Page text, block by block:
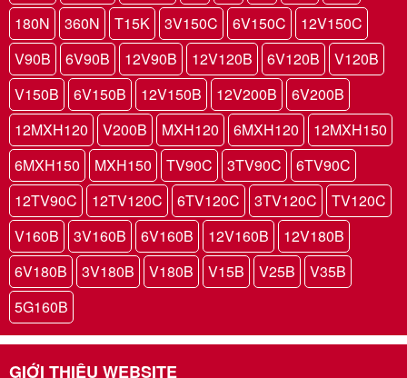
180N
360N T15K 3V150C 6V150C
12V150C
V90B
6V90B 12V90B 12V120B 6V120B
V120B
V150B
6V150B 12V150B 12V200B
6V200B
12MXH120
V200B MXH120 6MXH120
12MXH150
6MXH150
MXH150 TV90C 3TV90C
6TV90C
12TV90C
12TV120C 6TV120C 3TV120C
TV120C
V160B
3V160B 6V160B 12V160B
12V180B
6V180B
3V180B V180B V15B V25B
V35B
5G160B
GIỚI THIỆU WEBSITE